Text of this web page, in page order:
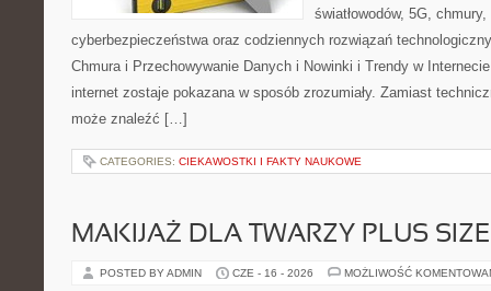
światłowodów, 5G,
cyberbezpieczeństwa oraz codziennych rozwiązań
Chmura i Przechowywanie Danych i Nowinki i Trendy w
internet zostaje pokazana w sposób zrozumiały. Zamiast
może znaleźć […]
CATEGORIES: CIEKAWOSTKI I FAKTY NAUKOWE
MAKIJAŻ DLA TWARZY PLUS SIZE
POSTED BY ADMIN CZE - 16 - 2026 MOŻLIWOŚĆ